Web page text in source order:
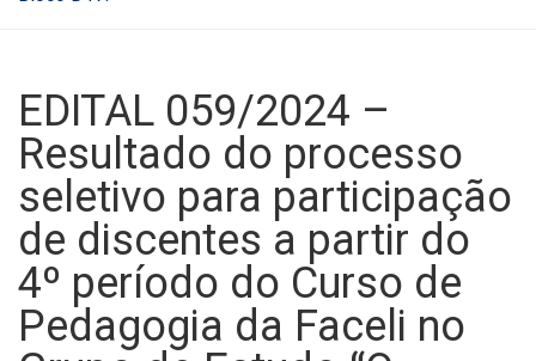
EDITAL 059/2024 –
Resultado do processo
seletivo para participação
de discentes a partir do
4º período do Curso de
Pedagogia da Faceli no